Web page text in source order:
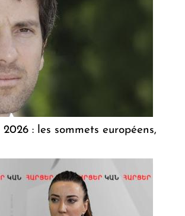
: les sommets européens,